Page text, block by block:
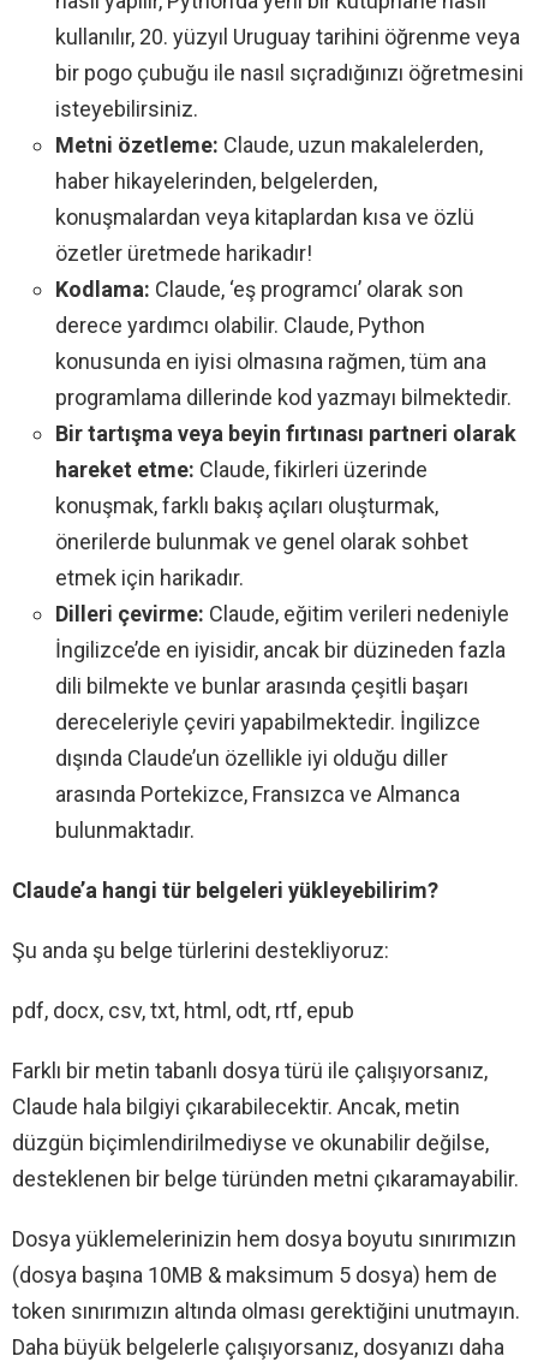
kullanılır, 20. yüzyıl Uruguay tarihini öğrenme veya
bir pogo çubuğu ile nasıl sıçradığınızı öğretmesini
isteyebilirsiniz.
Metni özetleme: Claude, uzun makalelerden,
haber hikayelerinden, belgelerden,
konuşmalardan veya kitaplardan kısa ve özlü
özetler üretmede harikadır!
Kodlama: Claude, ‘eş programcı’ olarak son
derece yardımcı olabilir. Claude, Python
konusunda en iyisi olmasına rağmen, tüm ana
programlama dillerinde kod yazmayı bilmektedir.
Bir tartışma veya beyin fırtınası partneri olarak
hareket etme: Claude, fikirleri üzerinde
konuşmak, farklı bakış açıları oluşturmak,
önerilerde bulunmak ve genel olarak sohbet
etmek için harikadır.
Dilleri çevirme: Claude, eğitim verileri nedeniyle
İngilizce’de en iyisidir, ancak bir düzineden fazla
dili bilmekte ve bunlar arasında çeşitli başarı
dereceleriyle çeviri yapabilmektedir. İngilizce
dışında Claude’un özellikle iyi olduğu diller
arasında Portekizce, Fransızca ve Almanca
bulunmaktadır.
Claude’a hangi tür belgeleri yükleyebilirim?
Şu anda şu belge türlerini destekliyoruz:
pdf, docx, csv, txt, html, odt, rtf, epub
Farklı bir metin tabanlı dosya türü ile çalışıyorsanız,
Claude hala bilgiyi çıkarabilecektir. Ancak, metin
düzgün biçimlendirilmediyse ve okunabilir değilse,
desteklenen bir belge türünden metni çıkaramayabilir.
Dosya yüklemelerinizin hem dosya boyutu sınırımızın
(dosya başına 10MB & maksimum 5 dosya) hem de
token sınırımızın altında olması gerektiğini unutmayın.
Daha büyük belgelerle çalışıyorsanız, dosyanızı daha